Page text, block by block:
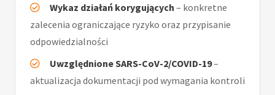
Wykaz działań korygujących – konkretne
zalecenia ograniczające ryzyko oraz przypisanie
odpowiedzialności
Uwzględnione SARS-CoV-2/COVID-19–
aktualizacja dokumentacji pod wymagania kontroli